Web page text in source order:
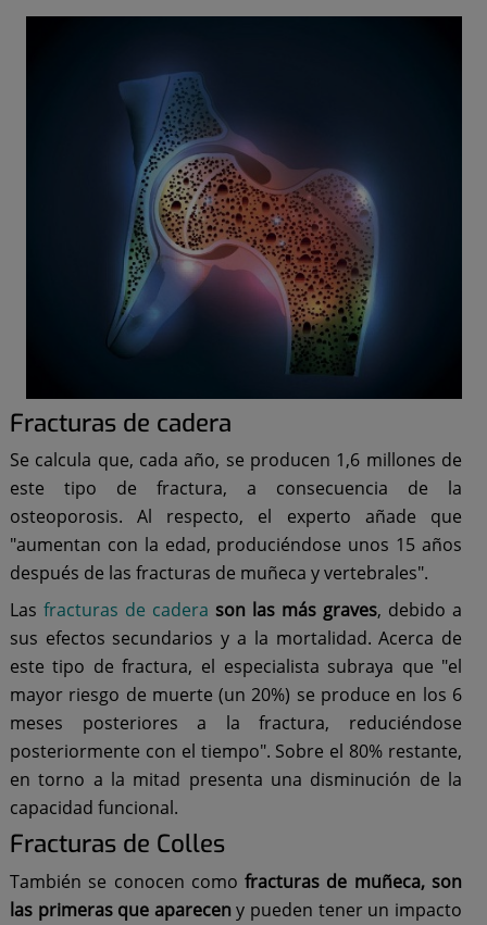
Fracturas de cadera
Se calcula que, cada año, se producen 1,6 millones de
este tipo de fractura, a consecuencia de la
osteoporosis. Al respecto, el experto añade que
"aumentan con la edad, produciéndose unos 15 años
después de las fracturas de muñeca y vertebrales".
Las fracturas de cadera son las más graves, debido a
sus efectos secundarios y a la mortalidad. Acerca de
este tipo de fractura, el especialista subraya que "el
mayor riesgo de muerte (un 20%) se produce en los 6
meses posteriores a la fractura, reduciéndose
posteriormente con el tiempo". Sobre el 80% restante,
en torno a la mitad presenta una disminución de la
capacidad funcional.
Fracturas de Colles
También se conocen comofracturas de muñeca, son
las primeras que apareceny pueden tener un impacto